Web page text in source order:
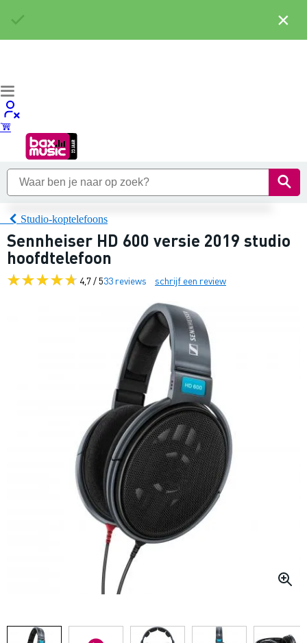
Studio-koptelefoons
Sennheiser HD 600 versie 2019 studio
hoofdtelefoon
4,7 / 533 reviews schrijf een review
×